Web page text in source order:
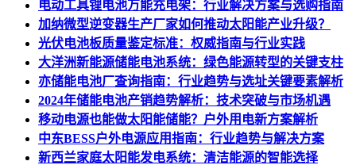
电动工具锂电池万能充电架：行业解决方案与选购指南
加纳微型逆变器生产厂家如何推动太阳能产业升级？
光伏电池板质量鉴定标准：权威指南与行业实践
大洋洲新能源储能电池系统：绿色能源转型的关键支柱
亦储能电池厂查询指南：行业趋势与选址关键要素解析
2024年储能电池产销趋势解析：技术突破与市场机遇
移动电源也能做太阳能储能？户外用电新方案解析
中东BESS户外电源应用指南：行业趋势与解决方案
新西兰家庭太阳能发电系统：清洁能源的智能选择